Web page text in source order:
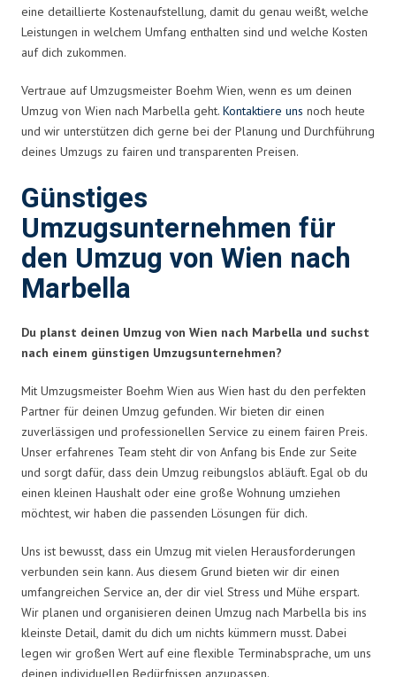
eine detaillierte Kostenaufstellung, damit du genau weißt, welche
Leistungen in welchem Umfang enthalten sind und welche Kosten
auf dich zukommen.
Vertraue auf Umzugsmeister Boehm Wien, wenn es um deinen
Umzug von Wien nach Marbella geht. Kontaktiere uns noch heute
und wir unterstützen dich gerne bei der Planung und Durchführung
deines Umzugs zu fairen und transparenten Preisen.
Günstiges
Umzugsunternehmen für
den Umzug von Wien nach
Marbella
Du planst deinen Umzug von Wien nach Marbella und suchst
nach einem günstigen Umzugsunternehmen?
Mit Umzugsmeister Boehm Wien aus Wien hast du den perfekten
Partner für deinen Umzug gefunden. Wir bieten dir einen
zuverlässigen und professionellen Service zu einem fairen Preis.
Unser erfahrenes Team steht dir von Anfang bis Ende zur Seite
und sorgt dafür, dass dein Umzug reibungslos abläuft. Egal ob du
einen kleinen Haushalt oder eine große Wohnung umziehen
möchtest, wir haben die passenden Lösungen für dich.
Uns ist bewusst, dass ein Umzug mit vielen Herausforderungen
verbunden sein kann. Aus diesem Grund bieten wir dir einen
umfangreichen Service an, der dir viel Stress und Mühe erspart.
Wir planen und organisieren deinen Umzug nach Marbella bis ins
kleinste Detail, damit du dich um nichts kümmern musst. Dabei
legen wir großen Wert auf eine flexible Terminabsprache, um uns
deinen individuellen Bedürfnissen anzupassen.